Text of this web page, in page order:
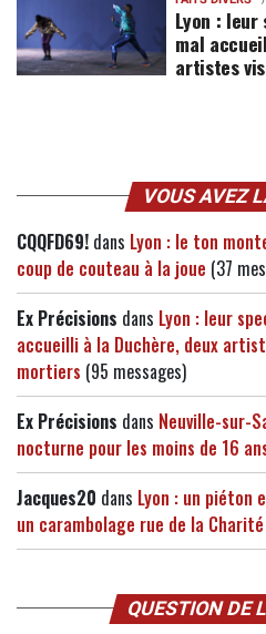
Lyon :
mal
artistes
VOUS AVEZ
CQQFD69! dans Lyon : le ton
coup de couteau à la joue (37
Ex Précisions dans Lyon : leur
accueilli à la Duchère, deux
mortiers (95 messages)
Ex Précisions dans Neuville-sur-
nocturne pour les moins de 16
Jacques20 dans Lyon : un piéton
un carambolage rue de la Charité
QUESTION DE